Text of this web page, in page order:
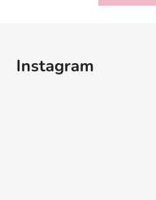
Instagram